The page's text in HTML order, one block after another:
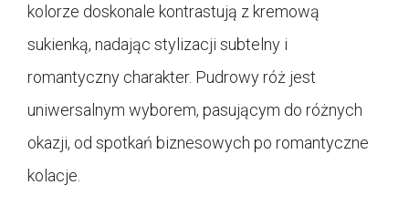
kolorze doskonale kontrastują z kremową
sukienką, nadając stylizacji subtelny i
romantyczny charakter. Pudrowy róż jest
uniwersalnym wyborem, pasującym do różnych
okazji, od spotkań biznesowych po romantyczne
kolacje.